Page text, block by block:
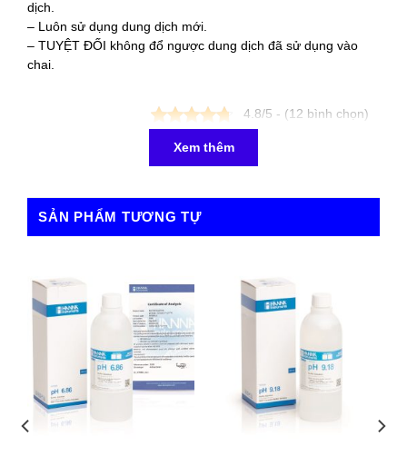
dịch.
– Luôn sử dụng dung dịch mới.
– TUYỆT ĐỐI không đổ ngược dung dịch đã sử dụng vào
chai.
4.8/5 - (12 bình chọn)
Xem thêm
SẢN PHẨM TƯƠNG TỰ